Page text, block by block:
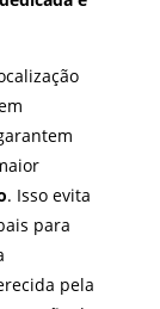
. Isso evita
para
pela